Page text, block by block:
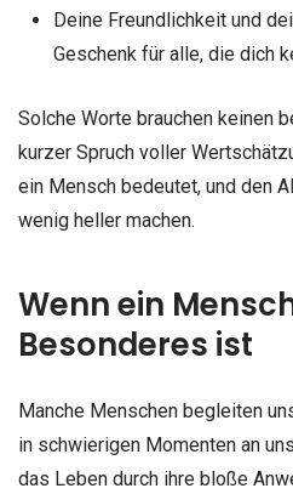
Deine Freundlichkeit und
Geschenk für alle, die dich
Solche Worte brauchen keinen
kurzer Spruch voller
ein Mensch bedeutet, und den
wenig heller machen.
Wenn ein
Besonderes ist
Manche Menschen begleiten
in schwierigen Momenten an
das Leben durch ihre bloße